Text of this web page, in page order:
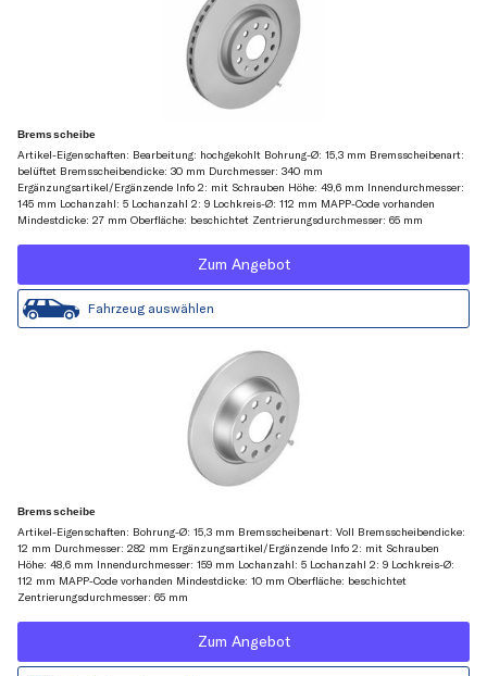
Bremsscheibe
Artikel-Eigenschaften: Bearbeitung: hochgekohlt Bohrung-Ø: 15,3 mm Bremsscheibenart:
belüftet Bremsscheibendicke: 30 mm Durchmesser: 340 mm
Ergänzungsartikel/Ergänzende Info 2: mit Schrauben Höhe: 49,6 mm Innendurchmesser:
145 mm Lochanzahl: 5 Lochanzahl 2: 9 Lochkreis-Ø: 112 mm MAPP-Code vorhanden
Mindestdicke: 27 mm Oberfläche: beschichtet Zentrierungsdurchmesser: 65 mm
Zum Angebot
Fahrzeug auswählen
Bremsscheibe
Artikel-Eigenschaften: Bohrung-Ø: 15,3 mm Bremsscheibenart: Voll Bremsscheibendicke:
12 mm Durchmesser: 282 mm Ergänzungsartikel/Ergänzende Info 2: mit Schrauben
Höhe: 48,6 mm Innendurchmesser: 159 mm Lochanzahl: 5 Lochanzahl 2: 9 Lochkreis-Ø:
112 mm MAPP-Code vorhanden Mindestdicke: 10 mm Oberfläche: beschichtet
Zentrierungsdurchmesser: 65 mm
Zum Angebot